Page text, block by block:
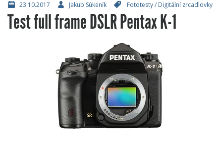
23.10.2017 Jakub Súkeník Fototesty/ Digitální zrcadlovky
Test full frame DSLR Pentax K-1